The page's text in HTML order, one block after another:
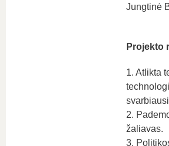
Jungtinė
Projekto
1. Atlikta
2.
žaliavas.
3.